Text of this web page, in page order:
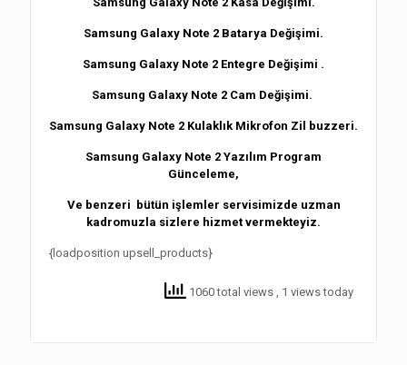
Samsung Galaxy Note 2 Batarya Değişimi.
Samsung Galaxy Note 2 Entegre Değişimi .
Samsung Galaxy Note 2 Cam Değişimi.
Samsung Galaxy Note 2 Kulaklık Mikrofon Zil buzzeri.
Samsung Galaxy Note 2 Yazılım Program
Günceleme,
Ve benzeri bütün işlemler servisimizde uzman
kadromuzla sizlere hizmet vermekteyiz.
{loadposition upsell_products}
1060 total views , 1 views today